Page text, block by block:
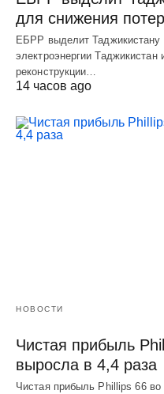
для снижения
ЕБРР выделит Таджикистану
электроэнергии Таджикистан
реконструкции…
14 часов ago
НОВОСТИ
Чистая прибыль
выросла в 4,4 раза
Чистая прибыль Phillips 66